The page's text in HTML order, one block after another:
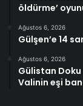
öldürme’
Ağustos 6, 2026
Gülşen’e 14
Ağustos 6, 2026
Gülistan
Valinin eşi